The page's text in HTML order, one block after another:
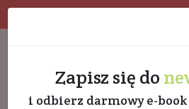
Zapisz się do
i odbierz darmowy e-book